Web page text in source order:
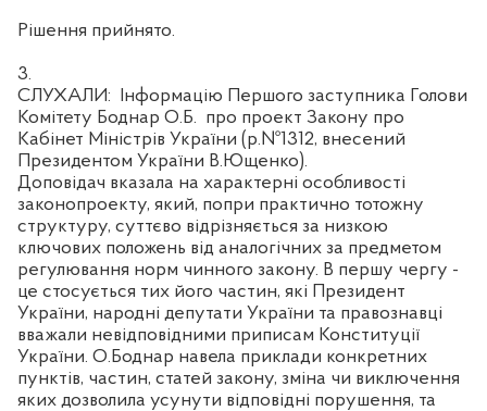
Рішення прийнято.
3.
СЛУХАЛИ: Інформацію Першого заступника Голови
Комітету Боднар О.Б. про проект Закону про
Кабінет Міністрів України (р.№1312, внесений
Президентом України В.Ющенко).
Доповідач вказала на характерні особливості
законопроекту, який, попри практично тотожну
структуру, суттєво відрізняється за низкою
ключових положень від аналогічних за предметом
регулювання норм чинного закону. В першу чергу -
це стосується тих його частин, які Президент
України, народні депутати України та правознавці
вважали невідповідними приписам Конституції
України. О.Боднар навела приклади конкретних
пунктів, частин, статей закону, зміна чи виключення
яких дозволила усунути відповідні порушення, та